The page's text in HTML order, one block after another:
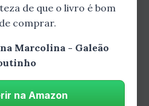
de que o livro é bom
comprar.
Marcolina - Galeão
na Amazon